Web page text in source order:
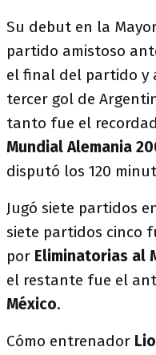
Su debut en la
partido amistoso
el final del partido y
tercer gol de
tanto fue el
Mundial Alemania
disputó los 120
Jugó siete partidos
siete partidos cinco
por Eliminatorias al
el restante fue el
México.
Cómo entrenador